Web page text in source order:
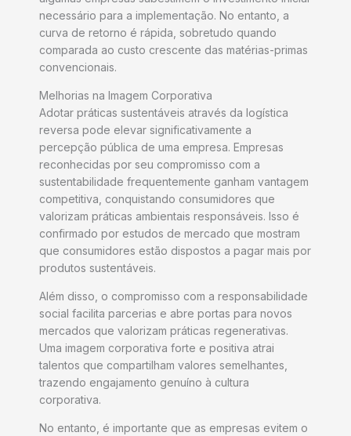
necessário para a implementação. No entanto, a
curva de retorno é rápida, sobretudo quando
comparada ao custo crescente das matérias-primas
convencionais.
Melhorias na Imagem Corporativa
Adotar práticas sustentáveis através da logística
reversa pode elevar significativamente a
percepção pública de uma empresa. Empresas
reconhecidas por seu compromisso com a
sustentabilidade frequentemente ganham vantagem
competitiva, conquistando consumidores que
valorizam práticas ambientais responsáveis. Isso é
confirmado por estudos de mercado que mostram
que consumidores estão dispostos a pagar mais por
produtos sustentáveis.
Além disso, o compromisso com a responsabilidade
social facilita parcerias e abre portas para novos
mercados que valorizam práticas regenerativas.
Uma imagem corporativa forte e positiva atrai
talentos que compartilham valores semelhantes,
trazendo engajamento genuíno à cultura
corporativa.
No entanto, é importante que as empresas evitem o